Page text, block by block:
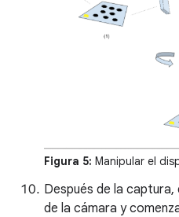
Figura 5: Manipular el
Después de la
de la cámara y